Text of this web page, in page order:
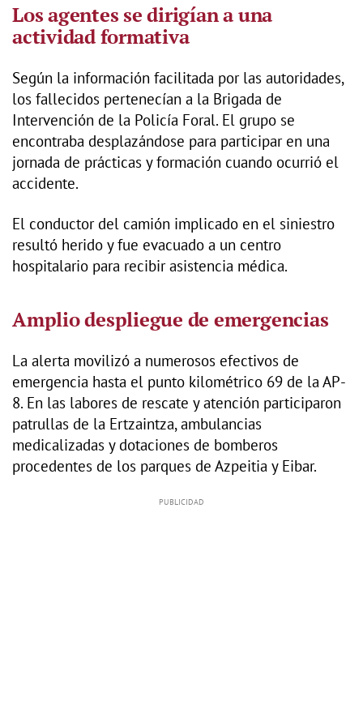
Los agentes se dirigían a una
actividad formativa
Según la información facilitada por las autoridades,
los fallecidos pertenecían a la Brigada de
Intervención de la Policía Foral. El grupo se
encontraba desplazándose para participar en una
jornada de prácticas y formación cuando ocurrió el
accidente.
El conductor del camión implicado en el siniestro
resultó herido y fue evacuado a un centro
hospitalario para recibir asistencia médica.
Amplio despliegue de emergencias
La alerta movilizó a numerosos efectivos de
emergencia hasta el punto kilométrico 69 de la AP-
8. En las labores de rescate y atención participaron
patrullas de la Ertzaintza, ambulancias
medicalizadas y dotaciones de bomberos
procedentes de los parques de Azpeitia y Eibar.